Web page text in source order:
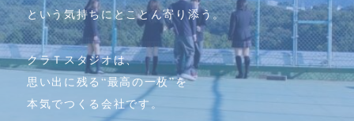
という気持ちにとことん寄り添う。
クラＴスタジオは、
思い出に残る“最高の一枚”を
本気でつくる会社です。